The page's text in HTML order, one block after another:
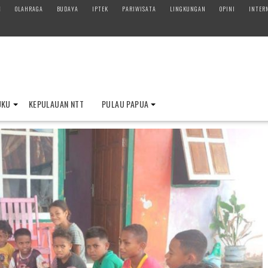
OLAHRAGA BUDAYA IPTEK PARIWISATA LINGKUNGAN OPINI
KEPULAUAN NTT PULAU PAPUA